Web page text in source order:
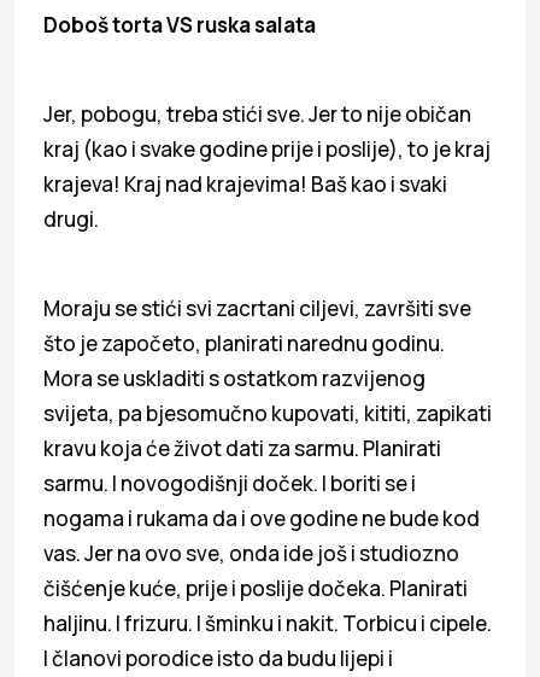
Doboš torta VS ruska salata
Jer, pobogu, treba stići sve. Jer to nije običan
kraj (kao i svake godine prije i poslije), to je kraj
krajeva! Kraj nad krajevima! Baš kao i svaki
drugi.
Moraju se stići svi zacrtani ciljevi, završiti sve
što je započeto, planirati narednu godinu.
Mora se uskladiti s ostatkom razvijenog
svijeta, pa bjesomučno kupovati, kititi, zapikati
kravu koja će život dati za sarmu. Planirati
sarmu. I novogodišnji doček. I boriti se i
nogama i rukama da i ove godine ne bude kod
vas. Jer na ovo sve, onda ide još i studiozno
čišćenje kuće, prije i poslije dočeka. Planirati
haljinu. I frizuru. I šminku i nakit. Torbicu i cipele.
I članovi porodice isto da budu lijepi i